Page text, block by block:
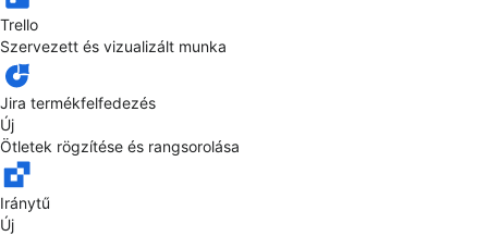
Trello
Szervezett és vizualizált munka
Jira termékfelfedezés
Új
Ötletek rögzítése és rangsorolása
Iránytű
Új